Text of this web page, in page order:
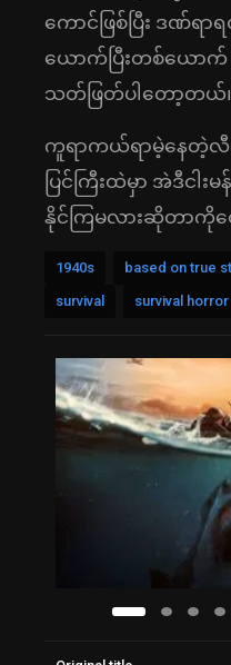
ကောင်ဖြစ်ပြီး ဒဏ်ရ
ယောက်ပြီးတစ်ယေ
သတ်ဖြတ်ပါတော့တယ်
ကူရာကယ်ရာမဲ့နေတဲ့
ပြင်ကြီးထဲမှာ အဲဒီငါး
နိုင်ကြမလားဆိုတာကိုတ
1940s based on true
survival
survival horror